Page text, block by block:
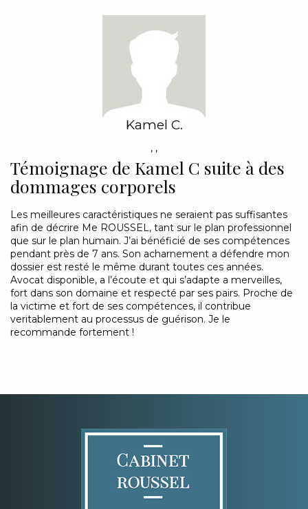
Kamel C.
, ,
Témoignage de Kamel C suite à des
dommages corporels
Les meilleures caractéristiques ne seraient pas suffisantes
afin de décrire Me ROUSSEL, tant sur le plan professionnel
que sur le plan humain. J’ai bénéficié de ses compétences
pendant près de 7 ans. Son acharnement a défendre mon
dossier est resté le même durant toutes ces années.
Avocat disponible, a l’écoute et qui s’adapte a merveilles,
fort dans son domaine et respecté par ses pairs. Proche de
la victime et fort de ses compétences, il contribue
veritablement au processus de guérison. Je le
recommande fortement !